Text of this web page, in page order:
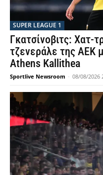
SUPER LEAGUE 1
Γκατσίνοβιτς: Χατ-
τζενεράλε της ΑΕΚ
Athens Kallithea
Sportlive Newsroom - 08/08/2026